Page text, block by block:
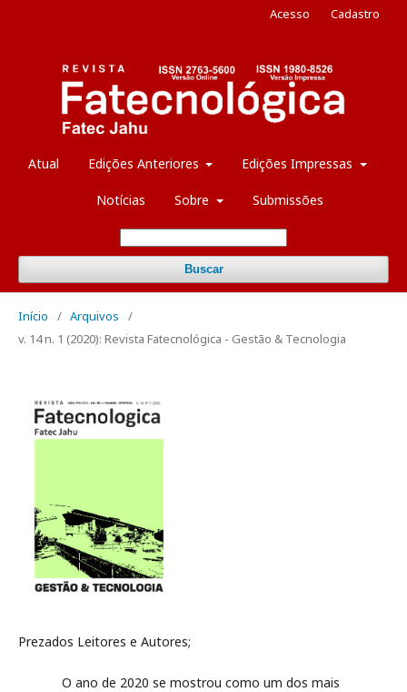
Atual Edições Anteriores Edições Impressas
Notícias Sobre Submissões
Buscar
Acesso Cadastro
Início / Arquivos
/
v. 14 n. 1 (2020): Revista Fatecnológica - Gestão & Tecnologia
Prezados Leitores e Autores;
O ano de 2020 se mostrou como um dos mais